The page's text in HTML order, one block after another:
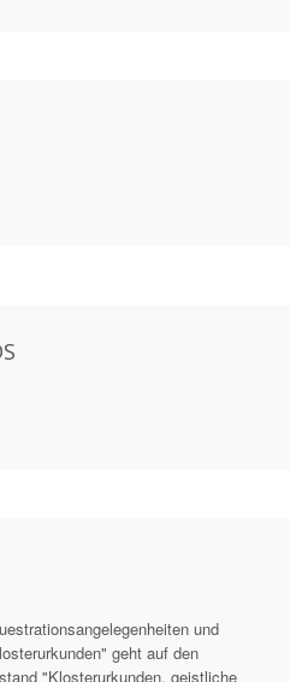
und
geht auf den
"Klosterurkunden, geistliche